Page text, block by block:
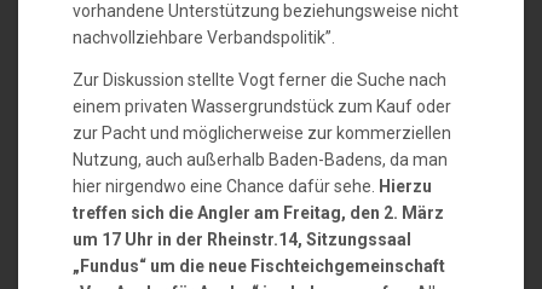
vorhandene Unterstützung beziehungsweise nicht
nachvollziehbare Verbandspolitik”.
Zur Diskussion stellte Vogt ferner die Suche nach
einem privaten Wassergrundstück zum Kauf oder
zur Pacht und möglicherweise zur kommerziellen
Nutzung, auch außerhalb Baden-Badens, da man
hier nirgendwo eine Chance dafür sehe.
Hierzu
treffen sich die Angler am Freitag, den 2. März
um 17 Uhr in der Rheinstr.14, Sitzungssaal
„Fundus“ um die neue Fischteichgemeinschaft